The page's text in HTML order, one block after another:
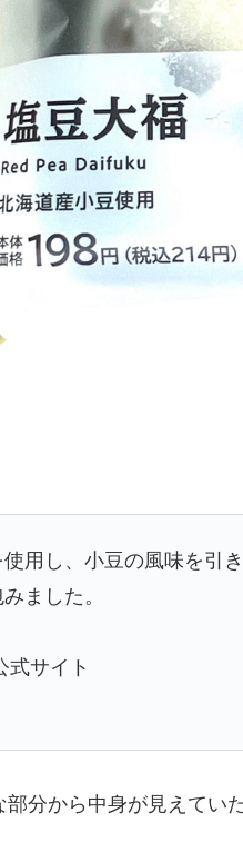
用し、小豆の風味を引
ました。
式サイト
分から中身が見えてい